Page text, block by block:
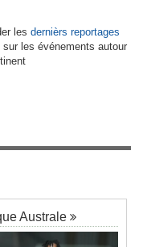
les dernièrs reportages
sur les événements autour
Australe